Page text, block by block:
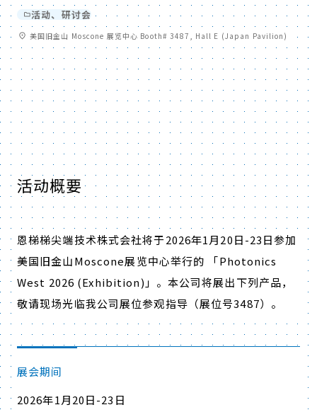
活动、研讨会
美国旧金山 Moscone 展览中心 Booth# 3487, Hall E (Japan Pavilion)
活动概要
恩梯梯尖端技术株式会社将于2026年1月20日-23日参加
美国旧金山Moscone展览中心举行的 「Photonics
West 2026 (Exhibition)」。本公司将展出下列产品，
敬请现场光临我公司展位参观指导（展位号3487）。
展会期间
2026年1月20日-23日